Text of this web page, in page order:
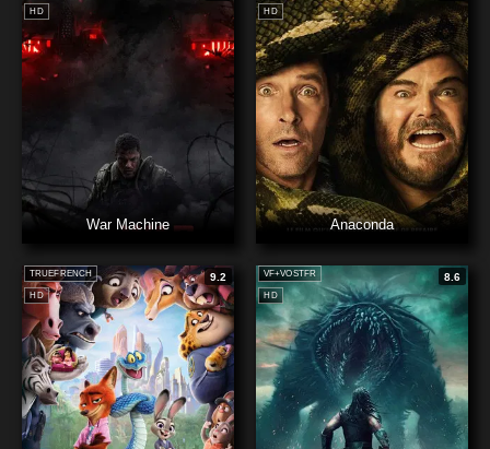
HD
War Machine
HD
Anaconda
HD
TRUEFRENCH 9.2
HD
VF+VOSTFR 8.6